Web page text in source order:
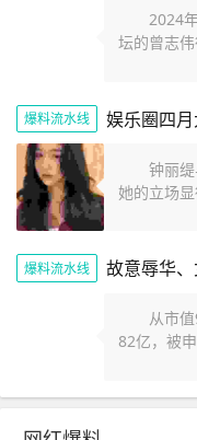
2024年6
坛的曾志
爆料流水线
钟丽缇与
她的立场
爆料流水线
从市值
82亿，被